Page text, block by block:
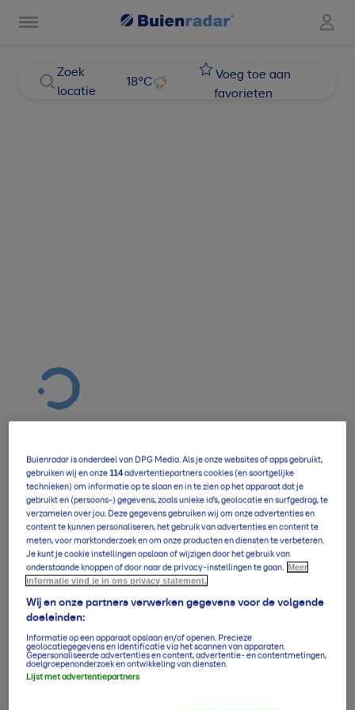
Zoek
locatie
18°C
Voeg toe aan
favorieten
Verwachting overzicht
5-daagse per uur
14-daagse verwachting
Klimaatgemiddelden
Buienradar is onderdeel van DPG Media. Als je onze websites of apps gebruikt,
gebruiken wij en onze114advertentiepartners cookies (en soortgelijke
technieken) om informatie op te slaan en in te zien op het apparaat dat je
gebruikt en (persoons-) gegevens, zoals unieke id’s, geolocatie en surfgedrag, te
verzamelen over jou. Deze gegevens gebruiken wij om onze advertenties en
content te kunnen personaliseren, het gebruik van advertenties en content te
meten, voor marktonderzoek en om onze producten en diensten te verbeteren.
Je kunt je cookie instellingen opslaan of wijzigen door het gebruik van
onderstaande knoppen of door naar de privacy-instellingen te gaan. Meer
informatie vind je in ons privacy statement.
Wij en onze partners verwerken gegevens voor de volgende
doeleinden:
Informatie op een apparaat opslaan en/of openen. Precieze
geolocatiegegevens en identificatie via het scannen van apparaten.
Gepersonaliseerde advertenties en content, advertentie- en contentmetingen,
doelgroepenonderzoek en ontwikkeling van diensten.
Lijst met advertentiepartners